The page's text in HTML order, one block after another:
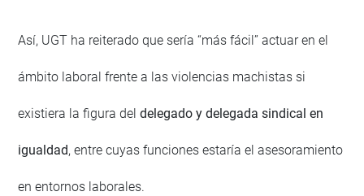
Así, UGT ha reiterado que sería “más fácil” actuar en el
ámbito laboral frente a las violencias machistas si
existiera la figura deldelegado y delegada sindical en
igualdad, entre cuyas funciones estaría el asesoramiento
en entornos laborales.